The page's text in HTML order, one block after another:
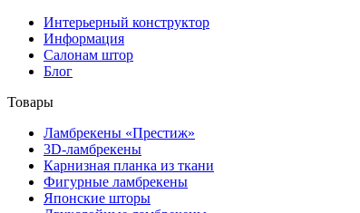
Интерьерный конструктор
Информация
Салонам штор
Блог
Товары
Ламбрекены «Престиж»
3D-ламбрекены
Карнизная планка из ткани
Фигурные ламбрекены
Японские шторы